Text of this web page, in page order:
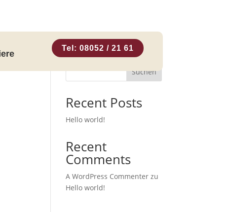
Tel: 08052 / 21 61
Suchen
Recent Posts
Hello world!
Recent
Comments
A WordPress Commenter zu
Hello world!